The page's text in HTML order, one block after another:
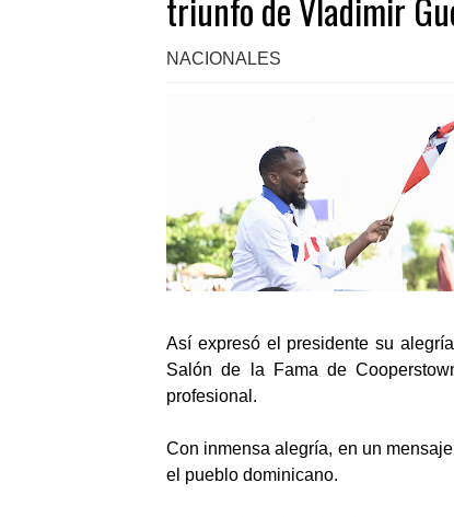
triunfo de Vladimir
NACIONALES
Así expresó el presidente su
Salón de la Fama de
profesional.
Con inmensa alegría, en un
el pueblo dominicano.